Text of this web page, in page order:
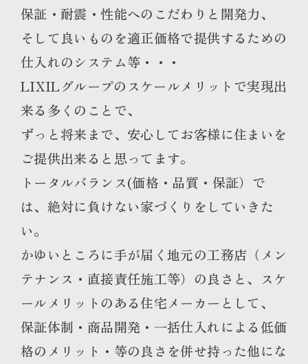
保証・耐震・性能へのこだわりと開発力、
そして良いものを適正価格で提供するための
仕入れのシステム等・・・
LIXILグループのスケールメリットで実現出
来る多くのことで、
ずっと将来まで、安心してお客様に住まいを
ご提供出来ると思ってます。
トータルバランス(価格・品質・保証）で
は、絶対に負けない家づくりをしていきた
い。
かゆいところに手が届く地元の工務店（メン
テナンス・直接責任施工等）の良さと、スケ
ールメリットのある住宅メーカーとして、
保証体制・商品開発・一括仕入れによる低価
格のメリット・等の良さを併せ持った他にな